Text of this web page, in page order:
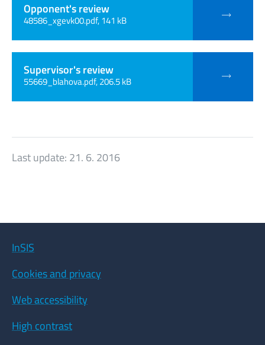
Opponent's review
48586_xgevk00.pdf, 141 kB
Supervisor's review
55669_blahova.pdf, 206.5 kB
Last update: 21. 6. 2016
InSIS
Cookies and privacy
Web accessibility
High contrast